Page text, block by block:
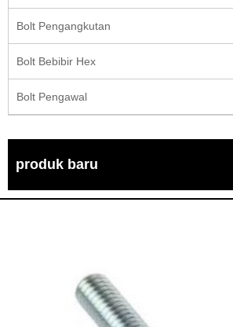
Bolt Pengangkutan
Bolt Bebibir Hex
Bolt Pengawal
produk baru